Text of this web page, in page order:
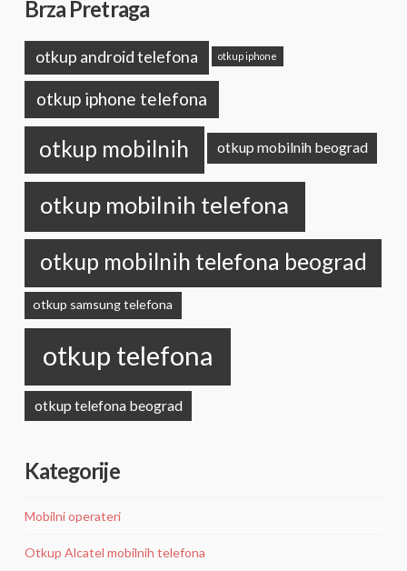
Brza Pretraga
otkup android telefona otkup iphone
otkup iphone telefona
otkup mobilnih otkup mobilnih beograd
otkup mobilnih telefona
otkup mobilnih telefona beograd
otkup samsung telefona
otkup telefona
otkup telefona beograd
Kategorije
Mobilni operateri
Otkup Alcatel mobilnih telefona